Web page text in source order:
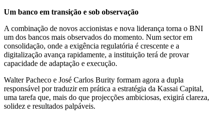
Um banco em transição e sob observação
A combinação de novos accionistas e nova liderança torna o BNI
um dos bancos mais observados do momento. Num sector em
consolidação, onde a exigência regulatória é crescente e a
digitalização avança rapidamente, a instituição terá de provar
capacidade de adaptação e execução.
Walter Pacheco e José Carlos Burity formam agora a dupla
responsável por traduzir em prática a estratégia da Kassai Capital,
uma tarefa que, mais do que projecções ambiciosas, exigirá clareza,
solidez e resultados palpáveis.